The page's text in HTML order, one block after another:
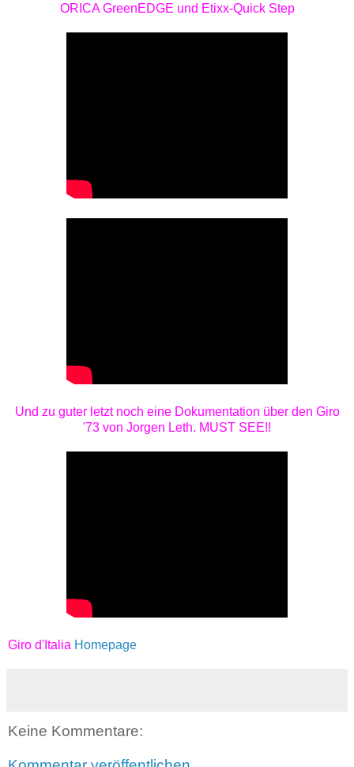
ORICA GreenEDGE und Etixx-Quick Step
Und zu guter letzt noch eine Dokumentation über den Giro
'73 von Jorgen Leth. MUST SEE!!
Giro d'Italia Homepage
Keine Kommentare: